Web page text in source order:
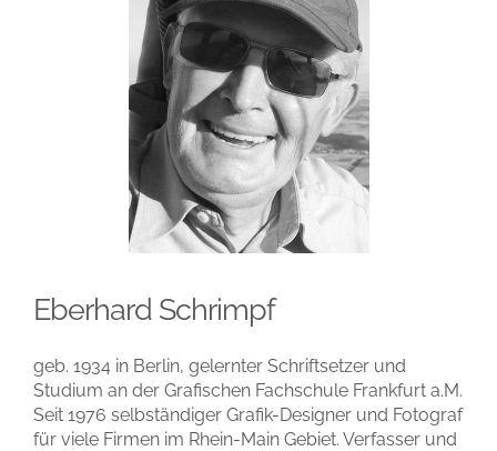
Eberhard Schrimpf
geb. 1934 in Berlin, gelernter Schriftsetzer und
Studium an der Grafischen Fachschule Frankfurt a.M.
Seit 1976 selbständiger Grafik-Designer und Fotograf
für viele Firmen im Rhein-Main Gebiet. Verfasser und